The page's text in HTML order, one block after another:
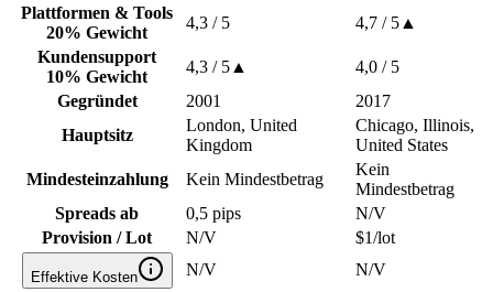
Plattformen & Tools
20% Gewicht
4,3 / 5 4,7 / 5 ▲
Kundensupport
10% Gewicht
4,3 / 5 ▲ 4,0 / 5
Gegründet
2001
2017
Hauptsitz
London, United
Kingdom
Chicago, Illinois,
United States
Mindesteinzahlung
Kein Mindestbetrag
Kein
Mindestbetrag
Spreads ab
0,5 pips
N/V
Provision / Lot
N/V $1/lot
Effektive Kosten N/V
N/V